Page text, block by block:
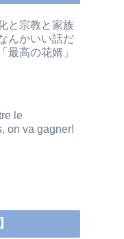
と宗教と家族
んかいい話だ
最高の花婿」
le
on va gagner!